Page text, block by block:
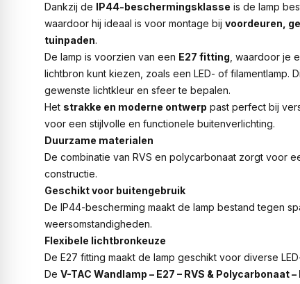
Dankzij de IP44-beschermingsklasse is de lamp
waardoor hij ideaal is voor montage bij voordeuren,
tuinpaden.
De lamp is voorzien van een E27 fitting , waardoor je
lichtbron kunt kiezen, zoals een LED- of filamentlamp.
gewenste lichtkleur en sfeer te bepalen.
Het strakke en moderne ontwerp past perfect bij
voor een stijlvolle en functionele buitenverlichting.
Duurzame materialen
De combinatie van RVS en polycarbonaat zorgt voor
constructie.
Geschikt voor buitengebruik
De IP44-bescherming maakt de lamp bestand tegen
weersomstandigheden.
Flexibele lichtbronkeuze
De E27 fitting maakt de lamp geschikt voor diverse
De V-TAC Wandlamp – E27 – RVS & Polycarbonaat –